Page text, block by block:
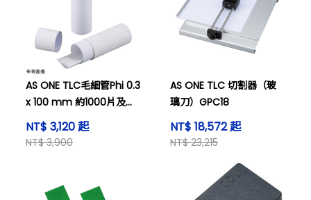
AS ONE TLC毛細管Phi 0.3
x 100 mm 約1000片及其
他
NT$ 3,120 起
NT$ 3,900
AS ONE TLC 切割器（玻
璃刀）GPC18
NT$ 18,572 起
NT$ 23,215